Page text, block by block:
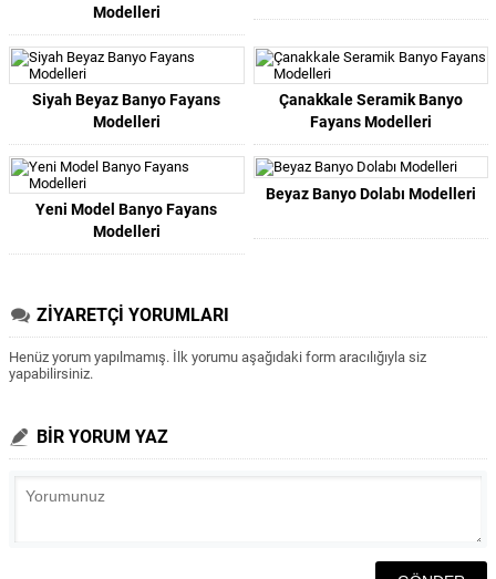
Modelleri
Siyah Beyaz Banyo Fayans
Modelleri
Çanakkale Seramik Banyo
Fayans Modelleri
Yeni Model Banyo Fayans
Modelleri
Beyaz Banyo Dolabı Modelleri
ZİYARETÇİ YORUMLARI
Henüz yorum yapılmamış. İlk yorumu aşağıdaki form aracılığıyla siz
yapabilirsiniz.
BİR YORUM YAZ